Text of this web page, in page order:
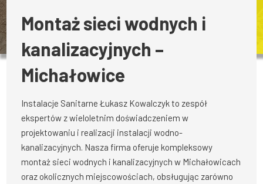
Montaż sieci wodnych i
kanalizacyjnych –
Michałowice
Instalacje Sanitarne Łukasz Kowalczyk to zespół
ekspertów z wieloletnim doświadczeniem w
projektowaniu i realizacji instalacji wodno-
kanalizacyjnych. Nasza firma oferuje kompleksowy
montaż sieci wodnych i kanalizacyjnych w Michałowicach
oraz okolicznych miejscowościach, obsługując zarówno